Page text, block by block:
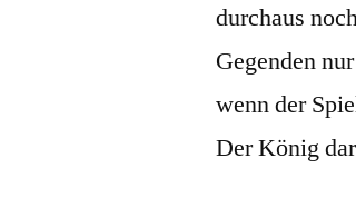
durchaus
Gegenden
wenn der
Der König